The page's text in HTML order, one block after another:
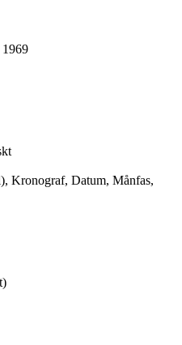
Kronograf, Datum, Månfas,